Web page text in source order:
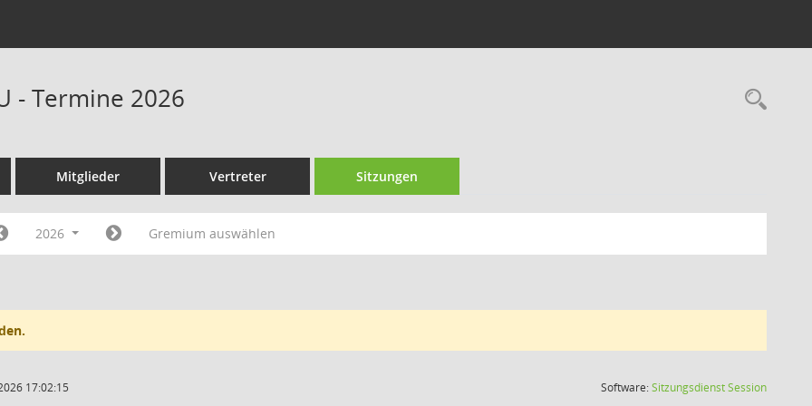
- Termine 2026
Mitglieder Vertreter Sitzungen
2026 Gremium auswählen
17:02:15 Software:SitzungsdienstSession(Wird in